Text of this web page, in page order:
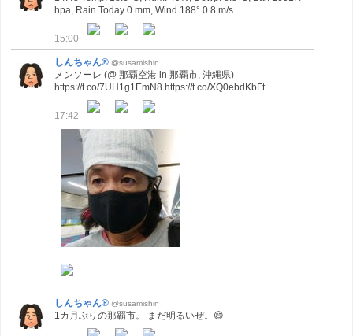
hpa, Rain Today 0 mm, Wind 188° 0.8 m/s
15:00
しんちゃん® @susamishin
メンソーレ (@ 那覇空港 in 那覇市, 沖縄県)
https://t.co/7UH1g1EmN8 https://t.co/XQ0ebdKbFt
17:42
しんちゃん® @susamishin
1カ月ぶりの那覇市。 まだ明るいぜ。😄